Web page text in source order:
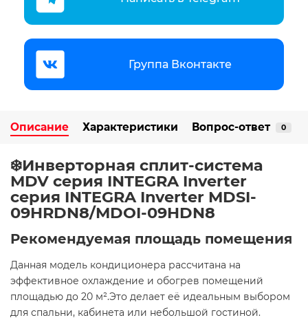
Группа Вконтакте
Описание Характеристики Вопрос-ответ 0
❄️Инверторная сплит-система
MDV серия INTEGRA Inverter
серия INTEGRA Inverter MDSI-
09HRDN8/MDOI-09HDN8
Рекомендуемая площадь помещения
Данная модель кондиционера рассчитана на
эффективное охлаждение и обогрев помещений
площадью до 20 м².Это делает её идеальным выбором
для спальни, кабинета или небольшой гостиной. ​